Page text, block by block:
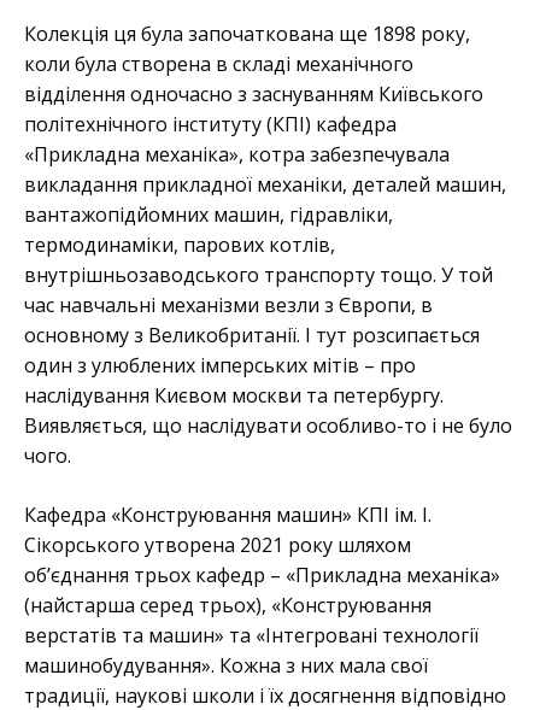
Колекція ця була започаткована ще 1898 року,
коли була створена в складі механічного
відділення одночасно з заснуванням Київського
політехнічного інституту (КПІ) кафедра
«Прикладна механіка», котра забезпечувала
викладання прикладної механіки, деталей машин,
вантажопідйомних машин, гідравліки,
термодинаміки, парових котлів,
внутрішньозаводського транспорту тощо. У той
час навчальні механізми везли з Європи, в
основному з Великобританії. І тут розсипається
один з улюблених імперських мітів – про
наслідування Києвом москви та петербургу.
Виявляється, що наслідувати особливо-то і не було
чого.
Кафедра «Конструювання машин» КПІ ім. І.
Сікорського утворена 2021 року шляхом
об’єднання трьох кафедр – «Прикладна механіка»
(найстарша серед трьох), «Конструювання
верстатів та машин» та «Інтегровані технології
машинобудування». Кожна з них мала свої
традиції, наукові школи і їх досягнення відповідно